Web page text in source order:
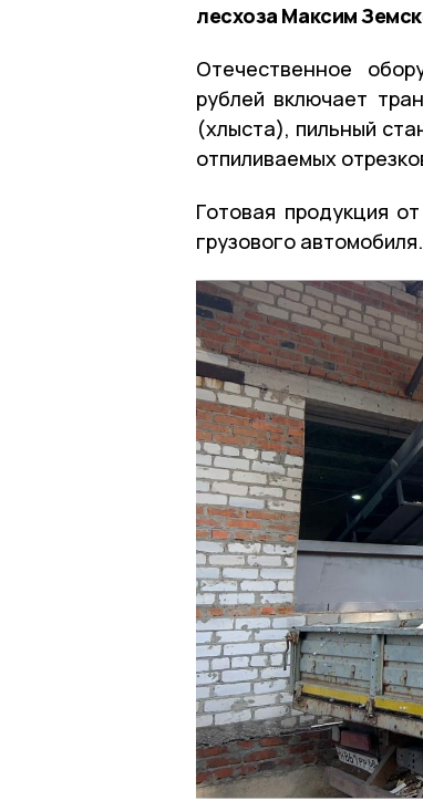
лесхоза Максим
Отечественное
рублей включает
(хлыста), пильный
отпиливаемых
Готовая продукция
грузового автомобиля.